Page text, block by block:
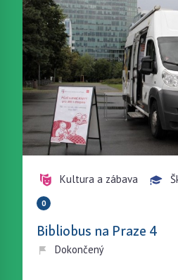
Kultura a zábava
0
Bibliobus na Praze 4
Dokončený